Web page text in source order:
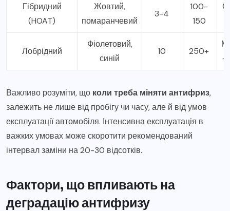
Гібридний
(HOAT)
Жовтий,
помаранчевий
3-4
100-
150
Лобрідний
Фіолетовий,
синій
10 250+
+
Важливо розуміти, що коли треба міняти антифриз,
залежить не лише від пробігу чи часу, але й від умов
експлуатації автомобіля. Інтенсивна експлуатація в
важких умовах може скоротити рекомендований
інтервал заміни на 20-30 відсотків.
Фактори, що впливають на
деградацію антифризу